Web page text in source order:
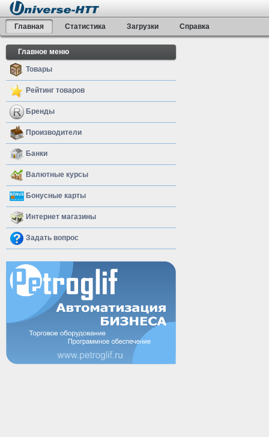
Главная Статистика Загрузки Справка
Главное меню
Товары
Рейтинг товаров
Бренды
Производители
Банки
Валютные курсы
Бонусные карты
Интернет магазины
Задать вопрос